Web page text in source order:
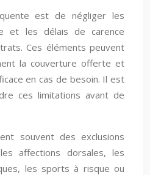
est de négliger les
et les délais de carence
Ces éléments peuvent
la couverture offerte et
en cas de besoin. Il est
ces limitations avant de
souvent des exclusions
affections dorsales, les
les sports à risque ou